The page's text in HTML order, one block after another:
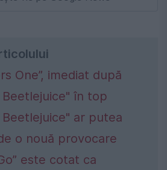
One”, imediat după
Beetlejuice" în top
Beetlejuice" ar putea
o nouă provocare
este cotat ca